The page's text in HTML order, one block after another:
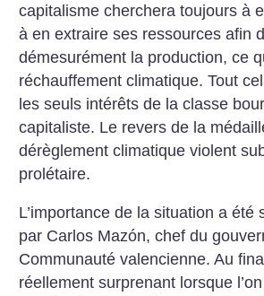
capitalisme cherchera toujours à
à en extraire ses ressources afin
démesurément la production, ce
réchauffement climatique. Tout
les seuls intérêts de la classe
capitaliste. Le revers de la
dérèglement climatique violent
prolétaire.
L’importance de la situation a été
par Carlos Mazón, chef du
Communauté valencienne. Au
réellement surprenant lorsque l’on